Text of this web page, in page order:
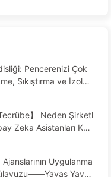
Pencerenizi Çok
Sıkıştırma ve İzolas
Dışarıda Tutun—Y
】 Neden Şirketl
Zeka Asistanları Kur
Rakipleri N
Uygulanma
Yavaş